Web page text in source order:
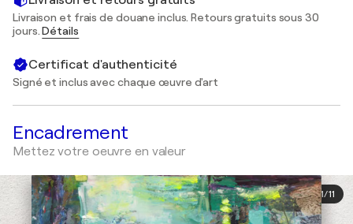
Livraison et frais de douane inclus. Retours gratuits sous 30
jours.Détails
Certificat d'authenticité
Signé et inclus avec chaque œuvre d'art
Encadrement
Mettez votre oeuvre en valeur
1/11